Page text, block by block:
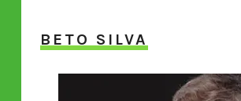
BETO SILVA